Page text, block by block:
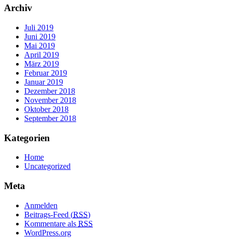
Archiv
Juli 2019
Juni 2019
Mai 2019
April 2019
März 2019
Februar 2019
Januar 2019
Dezember 2018
November 2018
Oktober 2018
September 2018
Kategorien
Home
Uncategorized
Meta
Anmelden
Beitrags-Feed (RSS)
Kommentare als RSS
WordPress.org